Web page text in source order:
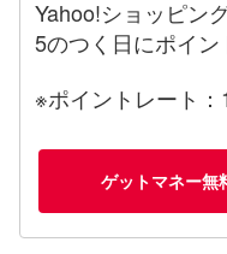
Yahoo!ショッピン
5のつく日にポイン
※ポイントレート
ゲットマネー無